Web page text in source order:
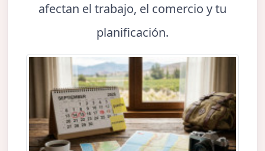
afectan el trabajo, el comercio y tu
planificación.